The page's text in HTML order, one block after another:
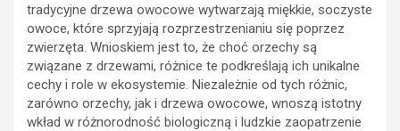
owoce, które sprzyjają rozprzestrzenianiu się poprzez
zwierzęta. Wnioskiem jest to, że choć orzechy są
związane z drzewami, różnice te podkreślają ich unikalne
cechy i role w ekosystemie. Niezależnie od tych różnic,
zarówno orzechy, jak i drzewa owocowe, wnoszą istotny
wkład w różnorodność biologiczną i ludzkie zaopatrzenie
w pożywienie.